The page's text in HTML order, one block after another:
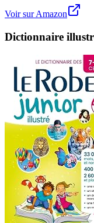
Voir sur Amazon
Dictionnaire